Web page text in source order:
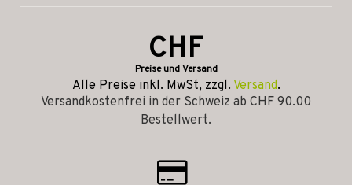
CHF
Preise und Versand
Alle Preise inkl. MwSt, zzgl. Versand.
Versandkostenfrei in der Schweiz ab CHF 90.00
Bestellwert.